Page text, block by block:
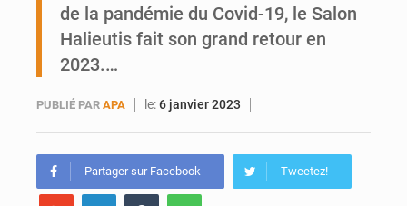
de la pandémie du Covid-19, le Salon
Halieutis fait son grand retour en
2023.…
PUBLIÉ PAR APA le:6 janvier 2023
Partager sur Facebook Tweetez!